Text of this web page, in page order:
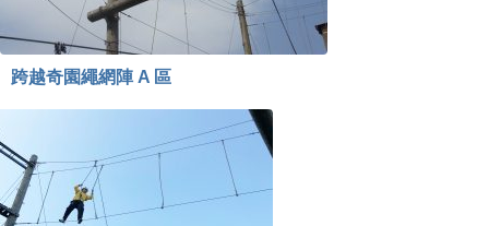
跨越奇園繩網陣 A 區